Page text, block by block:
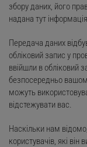
збору даних, його
надана тут
Передача даних
обліковий запис у
ввійшли в обліковий
безпосередньо
можуть
відстежувати вас.
Наскільки нам
користувачів, які